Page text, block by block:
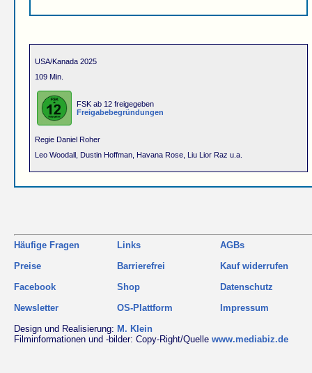
USA/Kanada 2025
109 Min.
FSK ab 12 freigegeben
Freigabebegründungen
Regie Daniel Roher
Leo Woodall, Dustin Hoffman, Havana Rose, Liu Lior Raz u.a.
Häufige Fragen
Preise
Facebook
Newsletter
Links
Barrierefrei
Shop
OS-Plattform
AGBs
Kauf widerrufen
Datenschutz
Impressum
Design und Realisierung: M. Klein
Filminformationen und -bilder: Copy-Right/Quelle www.mediabiz.de